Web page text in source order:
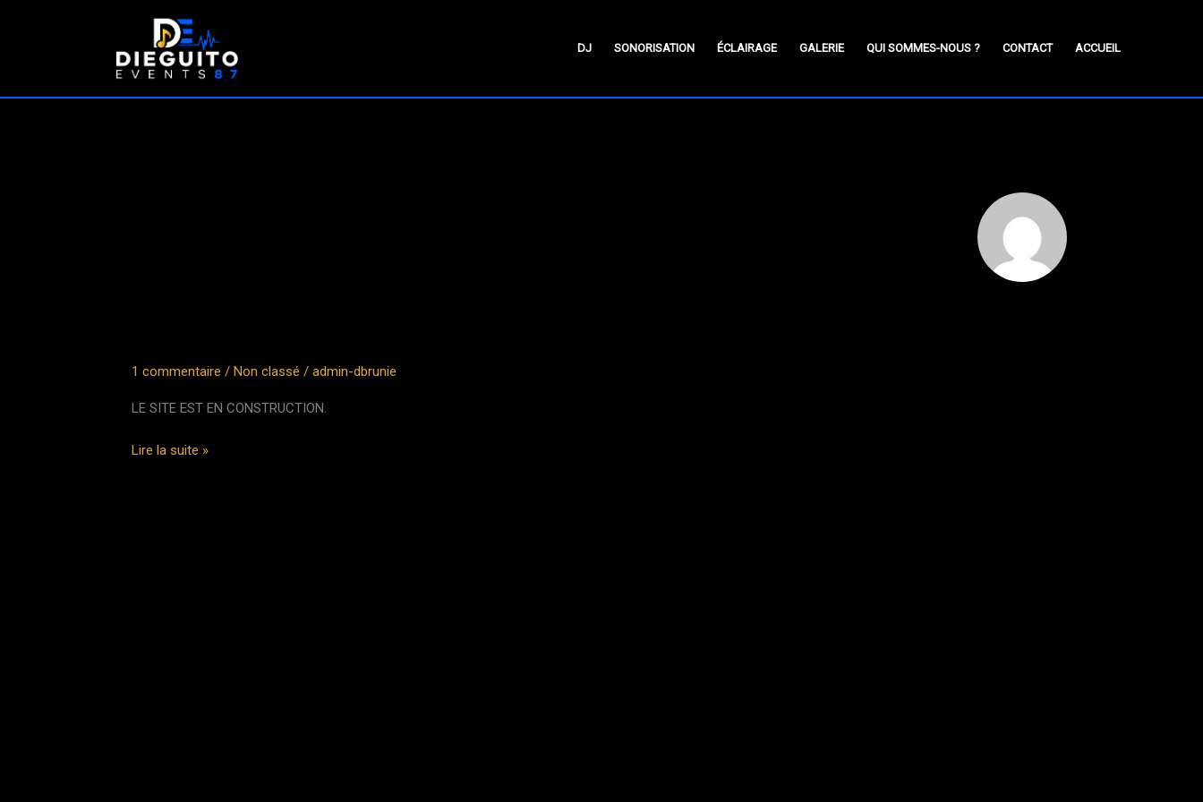
DJ SONORISATION ÉCLAIRAGE GALERIE QUI SOMMES-NOUS ? CONTACT ACCUEIL
1 commentaire / Non classé / admin-dbrunie
LE SITE EST EN CONSTRUCTION.
DIEGUITOEVENTS87
Lire la suite »